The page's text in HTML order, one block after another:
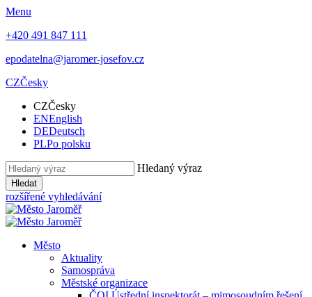
Menu
+420 491 847 111
epodatelna@jaromer-josefov.cz
CZČesky
CZČesky
ENEnglish
DEDeutsch
PLPo polsku
Hledaný výraz
Hledat
rozšířené vyhledávání
Město
Aktuality
Samospráva
Městské organizace